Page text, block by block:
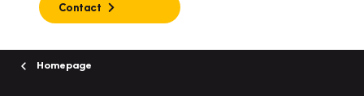
Contact
Homepage